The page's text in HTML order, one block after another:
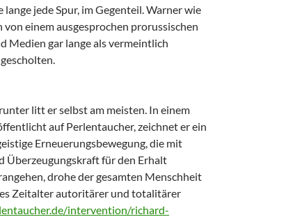
jede Spur, im Gegenteil. Warner wie
einem ausgesprochen prorussischen
Medien gar lange als vermeintlich
litt er selbst am meisten. In einem
auf Perlentaucher, zeichnet er ein
Erneuerungsbewegung, die mit
Überzeugungskraft für den Erhalt
drohe der gesamten Menschheit
Zeitalter autoritärer und totalitärer
intervention/richard-